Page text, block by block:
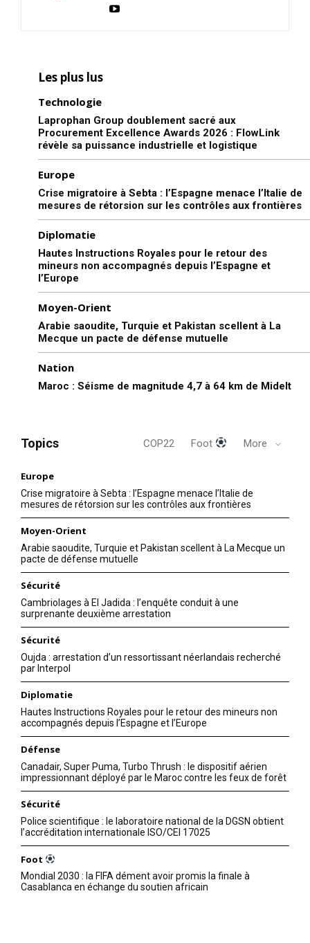
le1.ma
l'information
S'ABONNER MAINTENANT
Insight Publications
À propos
Les plus lus
Technologie
Laprophan Group doublement sacré aux
Procurement Excellence Awards 2026 : FlowLink
révèle sa puissance industrielle et logistique
Europe
Crise migratoire à Sebta : l’Espagne menace l’Italie de
mesures de rétorsion sur les contrôles aux frontières
Diplomatie
Hautes Instructions Royales pour le retour des
mineurs non accompagnés depuis l’Espagne et
l’Europe
Moyen-Orient
Arabie saoudite, Turquie et Pakistan scellent à La
Mecque un pacte de défense mutuelle
Nation
Maroc : Séisme de magnitude 4,7 à 64 km de Midelt
Topics COP22 Foot More
Europe
Crise migratoire à Sebta : l’Espagne menace l’Italie de
mesures de rétorsion sur les contrôles aux frontières
Moyen-Orient
Arabie saoudite, Turquie et Pakistan scellent à La Mecque un
pacte de défense mutuelle
Sécurité
Cambriolages à El Jadida : l’enquête conduit à une
surprenante deuxième arrestation
Sécurité
Oujda : arrestation d’un ressortissant néerlandais recherché
par Interpol
Diplomatie
Hautes Instructions Royales pour le retour des mineurs non
accompagnés depuis l’Espagne et l’Europe
Défense
Canadair, Super Puma, Turbo Thrush : le dispositif aérien
impressionnant déployé par le Maroc contre les feux de forêt
Sécurité
Police scientifique : le laboratoire national de la DGSN obtient
l’accréditation internationale ISO/CEI 17025
Foot
Mondial 2030 : la FIFA dément avoir promis la finale à
Casablanca en échange du soutien africain